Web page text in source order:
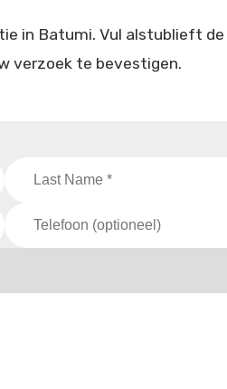
in Batumi. Vul alstublieft de
verzoek te bevestigen.